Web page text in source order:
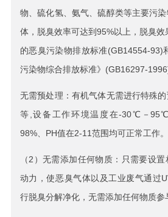
物、硫化氢、氨气、硫醇类等主要污
体，脱臭效率可达到95%以上，脱臭
的恶臭污染物排放标准(GB14554-93)
污染物综合排放标准》(GB16297-1996)
无需预处理：有机气体无需进行特殊
等,设备工作环境温度在-30℃－95℃
98%、PH值在2-11范围均可正常工作。
（2）无需添加任何物质：只需要设
动力，使恶臭气体以及工业废气通过
行脱臭分解净化，无需添加任何物质参